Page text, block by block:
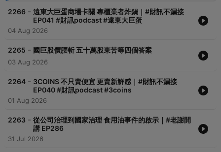
2266 - 遠東大巨蛋商場卡關 專櫃業者炸鍋｜#財訊不漏接
EP041 #財訊podcast #遠東大巨蛋
04 Aug 2026
2265 - 國巨股價腰斬 五十萬股東苦等四個答案
03 Aug 2026
2264 - 3COINS 不只賣便宜 更賣新鮮感｜#財訊不漏接
EP040 #財訊podcast #3coins
01 Aug 2026
2263 - 從公司治理到國家治理 食用油事件的啟示｜#老謝開
講 EP286
31 Jul 2026